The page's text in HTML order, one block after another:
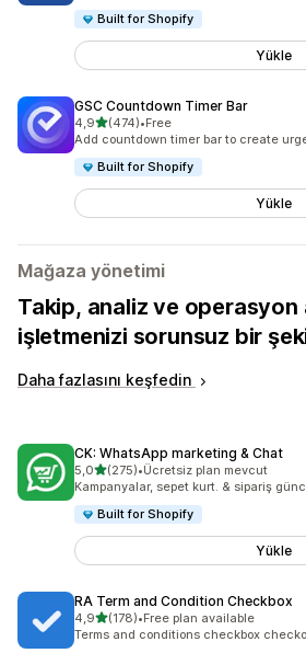
Built for Shopify
Yükle
GSC Countdown Timer Bar
4,95 yıldız üzerinden
(474)
toplam 474 değerlendirme
•Free
Add countdown timer bar to create
Built for Shopify
Yükle
Mağaza yönetimi
Takip, analiz ve operasyon
işletmenizi sorunsuz bir
Daha fazlasını keşfedin
CK: WhatsApp marketing & Chat
5,05 yıldız üzerinden
(275)
toplam 275 değerlendirme
•Ücretsiz plan mevcut
Kampanyalar, sepet kurt. & sipariş
Built for Shopify
Yükle
RA Term and Condition Checkbox
4,95 yıldız üzerinden
(178)
toplam 178 değerlendirme
•Free plan available
Terms and conditions checkbox